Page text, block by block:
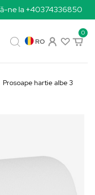
ne la +40374336850
0
RO
Prosoape hartie albe 3